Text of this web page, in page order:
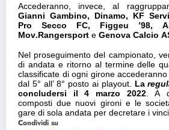
Accederanno, invece, al
Gianni Gambino, Dinamo, KF
Pro Secco FC, Figgeu ’98,
Mov.Rangersport e Genova Calcio
Nel proseguimento del campionato,
di andata e ritorno al termine delle
classificate di ogni girone
dal 5° all’ 8° posto ai playout. La
concludersi il 4 marzo 2022. A
composti due nuovi gironi e le
gare di sola andata per decretare i
Condividi su